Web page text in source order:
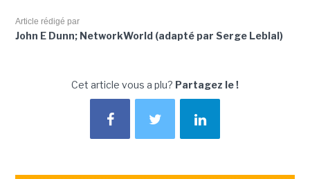
Article rédigé par
John E Dunn; NetworkWorld (adapté par Serge Leblal)
Cet article vous a plu? Partagez le !